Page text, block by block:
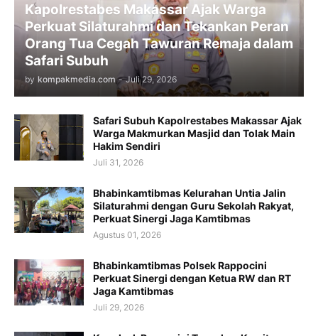
Kapolrestabes Makassar Ajak Warga
Perkuat Silaturahmi dan Tekankan Peran
Orang Tua Cegah Tawuran Remaja dalam
Safari Subuh
by kompakmedia.com - Juli 29, 2026
Safari Subuh Kapolrestabes Makassar Ajak
Warga Makmurkan Masjid dan Tolak Main
Hakim Sendiri
Juli 31, 2026
Bhabinkamtibmas Kelurahan Untia Jalin
Silaturahmi dengan Guru Sekolah Rakyat,
Perkuat Sinergi Jaga Kamtibmas
Agustus 01, 2026
Bhabinkamtibmas Polsek Rappocini
Perkuat Sinergi dengan Ketua RW dan RT
Jaga Kamtibmas
Juli 29, 2026